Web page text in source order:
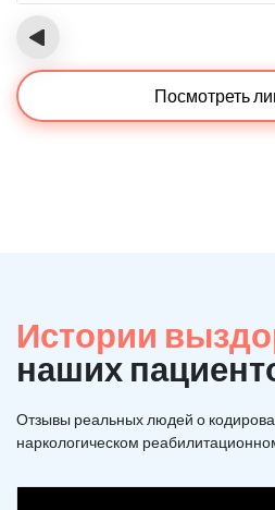
‹
Посмотреть
Истории
наших
Отзывы реальных людей о
наркологическом